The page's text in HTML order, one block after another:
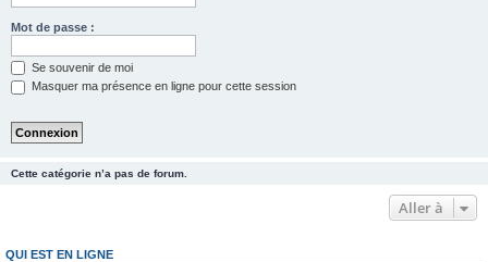
Mot de passe :
Se souvenir de moi
Masquer ma présence en ligne pour cette session
Cette catégorie n’a pas de forum.
Aller à
QUI EST EN LIGNE